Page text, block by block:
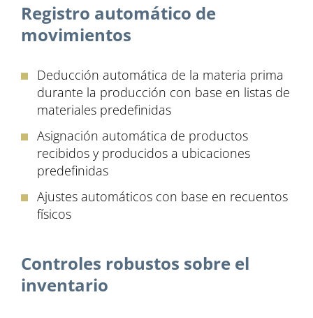
Registro automático de
movimientos
Deducción automática de la materia prima
durante la producción con base en listas de
materiales predefinidas
Asignación automática de productos
recibidos y producidos a ubicaciones
predefinidas
Ajustes automáticos con base ​​en recuentos
físicos
Controles robustos sobre el
inventario